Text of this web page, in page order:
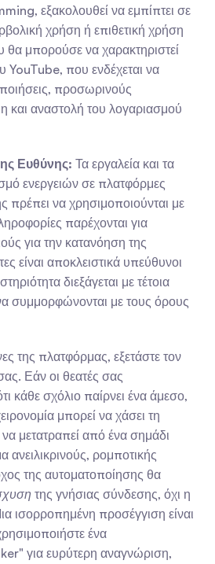
εξακολουθεί να εμπίπτει σε
χρήση ή επιθετική χρήση
θα μπορούσε να χαρακτηριστεί
YouTube, που ενδέχεται να
προσωρινούς
και αναστολή του λογαριασμού
Ευθύνης: Τα εργαλεία και τα
ενεργειών σε πλατφόρμες
πρέπει να χρησιμοποιούνται με
παρέχονται για
για την κατανόηση της
είναι αποκλειστικά υπεύθυνοι
διεξάγεται με τέτοια
συμμορφώνονται με τους όρους
της πλατφόρμας, εξετάστε τον
Εάν οι θεατές σας
κάθε σχόλιο παίρνει ένα άμεσο,
μπορεί να χάσει τη
μετατραπεί από ένα σημάδι
ανειλικρινούς, ρομποτικής
της αυτοματοποίησης θα
της γνήσιας σύνδεσης, όχι η
ισορροπημένη προσέγγιση είναι
ένα
για ευρύτερη αναγνώριση,